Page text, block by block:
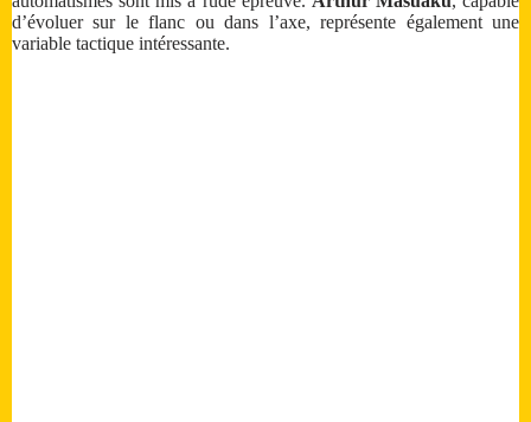
d’évoluer sur le flanc ou dans l’axe, représente également une
variable tactique intéressante.